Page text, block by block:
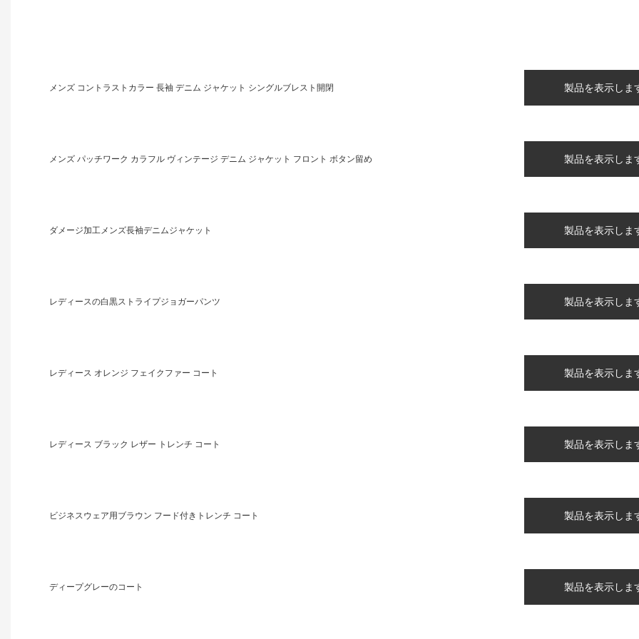
メンズ コントラストカラー 長袖 デニム ジャケット シングルブレスト開閉 製品を表示しま
メンズ パッチワーク カラフル ヴィンテージ デニム ジャケット フロント ボタン留め 製品を表示しま
ダメージ加工メンズ長袖デニムジャケット 製品を表示しま
レディースの白黒ストライプジョガーパンツ 製品を表示しま
レディース オレンジ フェイクファー コート 製品を表示しま
レディース ブラック レザー トレンチ コート 製品を表示しま
ビジネスウェア用ブラウン フード付きトレンチ コート 製品を表示しま
ディープグレーのコート 製品を表示しま